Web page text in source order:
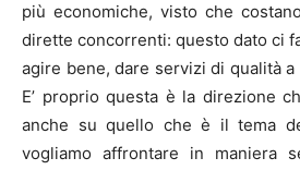
più economiche, visto che
dirette concorrenti: questo dato ci
agire bene, dare servizi di qualità
E’ proprio questa è la direzione
anche su quello che è il tema
vogliamo affrontare in maniera